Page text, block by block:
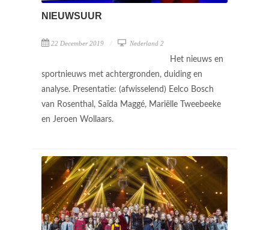
NIEUWSUUR
22 December 2019 Nederland 2
Het nieuws en
sportnieuws met achtergronden, duiding en
analyse. Presentatie: (afwisselend) Eelco Bosch
van Rosenthal, Saïda Maggé, Mariëlle Tweebeeke
en Jeroen Wollaars.